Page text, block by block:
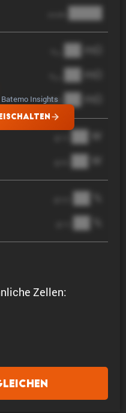
Zellen:
████
██ mΩ
██ mΩ
DCIR ██ mΩ
██ W
██ W
██ %
██ %
Insights